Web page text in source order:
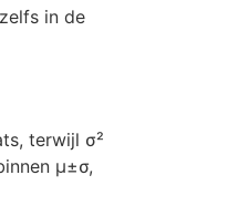
in de
terwijl σ²
μ±σ,